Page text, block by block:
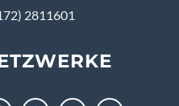
2811601